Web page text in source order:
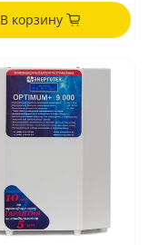
В корзину